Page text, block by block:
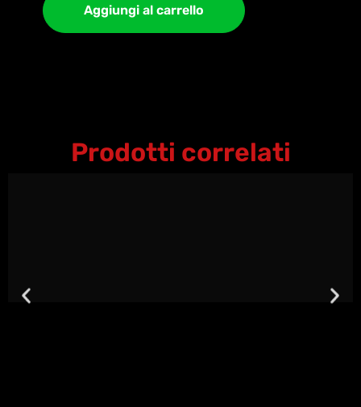
Aggiungi al carrello
Prodotti correlati